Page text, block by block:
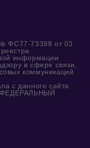
ФС77-73398 от 03
информации
в сфере связи,
коммуникаций.
с данного сайта